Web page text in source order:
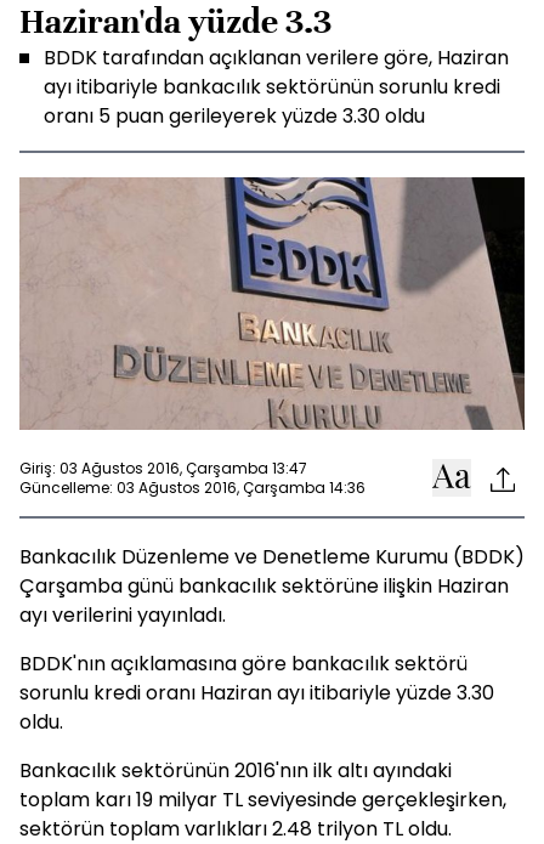
Haziran'da yüzde 3.3
BDDK tarafından açıklanan verilere göre, Haziran
ayı itibariyle bankacılık sektörünün sorunlu kredi
oranı 5 puan gerileyerek yüzde 3.30 oldu
Giriş: 03 Ağustos 2016, Çarşamba 13:47
Güncelleme: 03 Ağustos 2016, Çarşamba 14:36
Bankacılık Düzenleme ve Denetleme Kurumu (BDDK)
Çarşamba günü bankacılık sektörüne ilişkin Haziran
ayı verilerini yayınladı.
BDDK'nın açıklamasına göre bankacılık sektörü
sorunlu kredi oranı Haziran ayı itibariyle yüzde 3.30
oldu.
Bankacılık sektörünün 2016'nın ilk altı ayındaki
toplam karı 19 milyar TL seviyesinde gerçekleşirken,
sektörün toplam varlıkları 2.48 trilyon TL oldu.